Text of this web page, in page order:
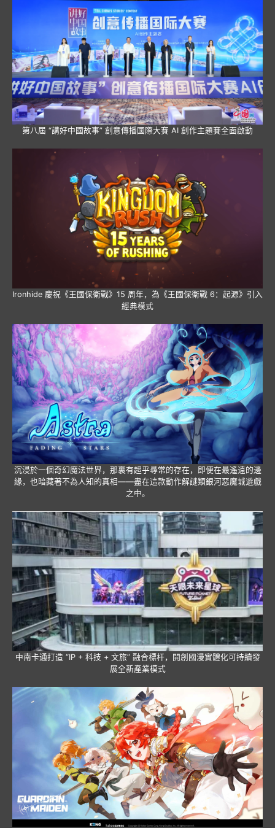
第八屆 “講好中國故事” 創意傳播國際大賽 AI 創作主題賽全面啟動
Ironhide 慶祝《王國保衛戰》15 周年，為《王國保衛戰 6：起源》引入
經典模式
沉浸於一個奇幻魔法世界，那裏有超乎尋常的存在，即便在最遙遠的邊
緣，也暗藏著不為人知的真相——盡在這款動作解謎類銀河惡魔城遊戲
之中。
中南卡通打造 “IP + 科技 + 文旅” 融合標杆，開創國漫實體化可持續發
展全新產業模式